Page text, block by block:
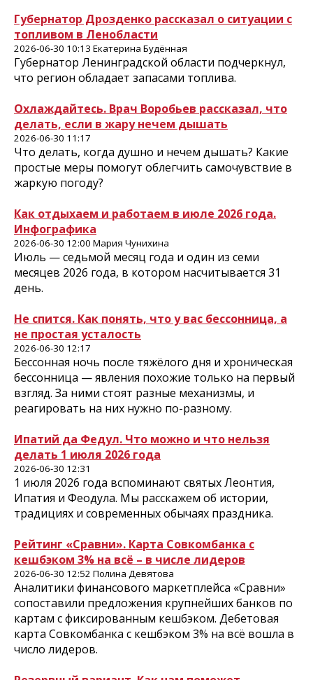
Губернатор Дрозденко рассказал о ситуации с
топливом в Ленобласти
2026-06-30 10:13 Екатерина Будённая
Губернатор Ленинградской области подчеркнул,
что регион обладает запасами топлива.
Охлаждайтесь. Врач Воробьев рассказал, что
делать, если в жару нечем дышать
2026-06-30 11:17
Что делать, когда душно и нечем дышать? Какие
простые меры помогут облегчить самочувствие в
жаркую погоду?
Как отдыхаем и работаем в июле 2026 года.
Инфографика
2026-06-30 12:00 Мария Чунихина
Июль — седьмой месяц года и один из семи
месяцев 2026 года, в котором насчитывается 31
день.
Не спится. Как понять, что у вас бессонница, а
не простая усталость
2026-06-30 12:17
Бессонная ночь после тяжёлого дня и хроническая
бессонница — явления похожие только на первый
взгляд. За ними стоят разные механизмы, и
реагировать на них нужно по-разному.
Ипатий да Федул. Что можно и что нельзя
делать 1 июля 2026 года
2026-06-30 12:31
1 июля 2026 года вспоминают святых Леонтия,
Ипатия и Феодула. Мы расскажем об истории,
традициях и современных обычаях праздника.
Рейтинг «Сравни». Карта Совкомбанка с
кешбэком 3% на всё – в числе лидеров
2026-06-30 12:52 Полина Девятова
Аналитики финансового маркетплейса «Сравни»
сопоставили предложения крупнейших банков по
картам с фиксированным кешбэком. Дебетовая
карта Совкомбанка с кешбэком 3% на всё вошла в
число лидеров.